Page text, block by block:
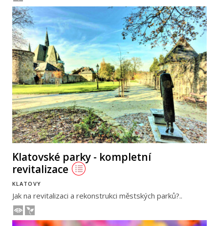
Klatovské parky - kompletní
revitalizace
KLATOVY
Jak na revitalizaci a rekonstrukci městských parků?..